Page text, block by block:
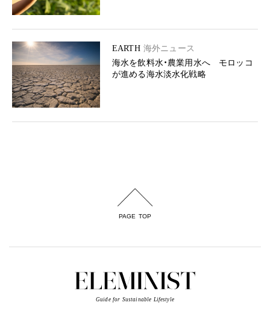
EARTH 海外ニュース
海水を飲料水・農業用水へ モロッコ
が進める海水淡水化戦略
PAGE TOP
Guide for Sustainable Lifestyle